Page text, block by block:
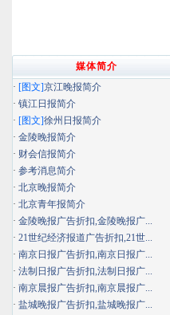
媒体简介
· [图文]京江晚报简介
· 镇江日报简介
· [图文]徐州日报简介
· 金陵晚报简介
· 财会信报简介
· 参考消息简介
· 北京晚报简介
· 北京青年报简介
· 金陵晚报广告折扣,金陵晚报广...
· 21世纪经济报道广告折扣,21世...
· 南京日报广告折扣,南京日报广...
· 法制日报广告折扣,法制日报广...
· 南京晨报广告折扣,南京晨报广...
· 盐城晚报广告折扣,盐城晚报广...